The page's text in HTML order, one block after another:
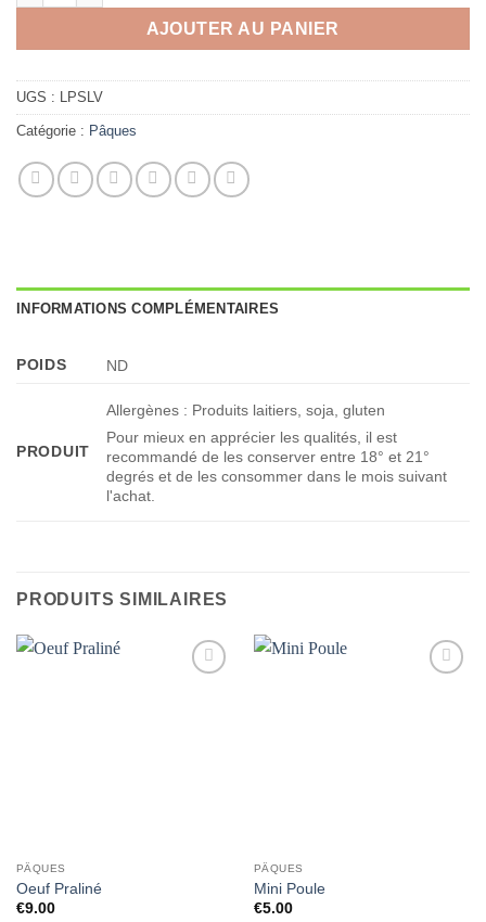
AJOUTER AU PANIER
UGS : LPSLV
Catégorie : Pâques
INFORMATIONS COMPLÉMENTAIRES
POIDS ND
PRODUIT
Allergènes : Produits laitiers, soja, gluten
Pour mieux en apprécier les qualités, il est
recommandé de les conserver entre 18° et 21°
degrés et de les consommer dans le mois suivant
l'achat.
PRODUITS SIMILAIRES
PÂQUES
Oeuf Praliné
€9.00
PÂQUES
Mini Poule
€5.00